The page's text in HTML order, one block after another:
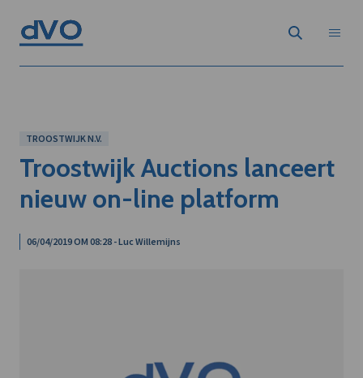
TROOSTWIJK N.V.
Troostwijk Auctions lanceert
nieuw on-line platform
06/04/2019 OM 08:28 - Luc Willemijns